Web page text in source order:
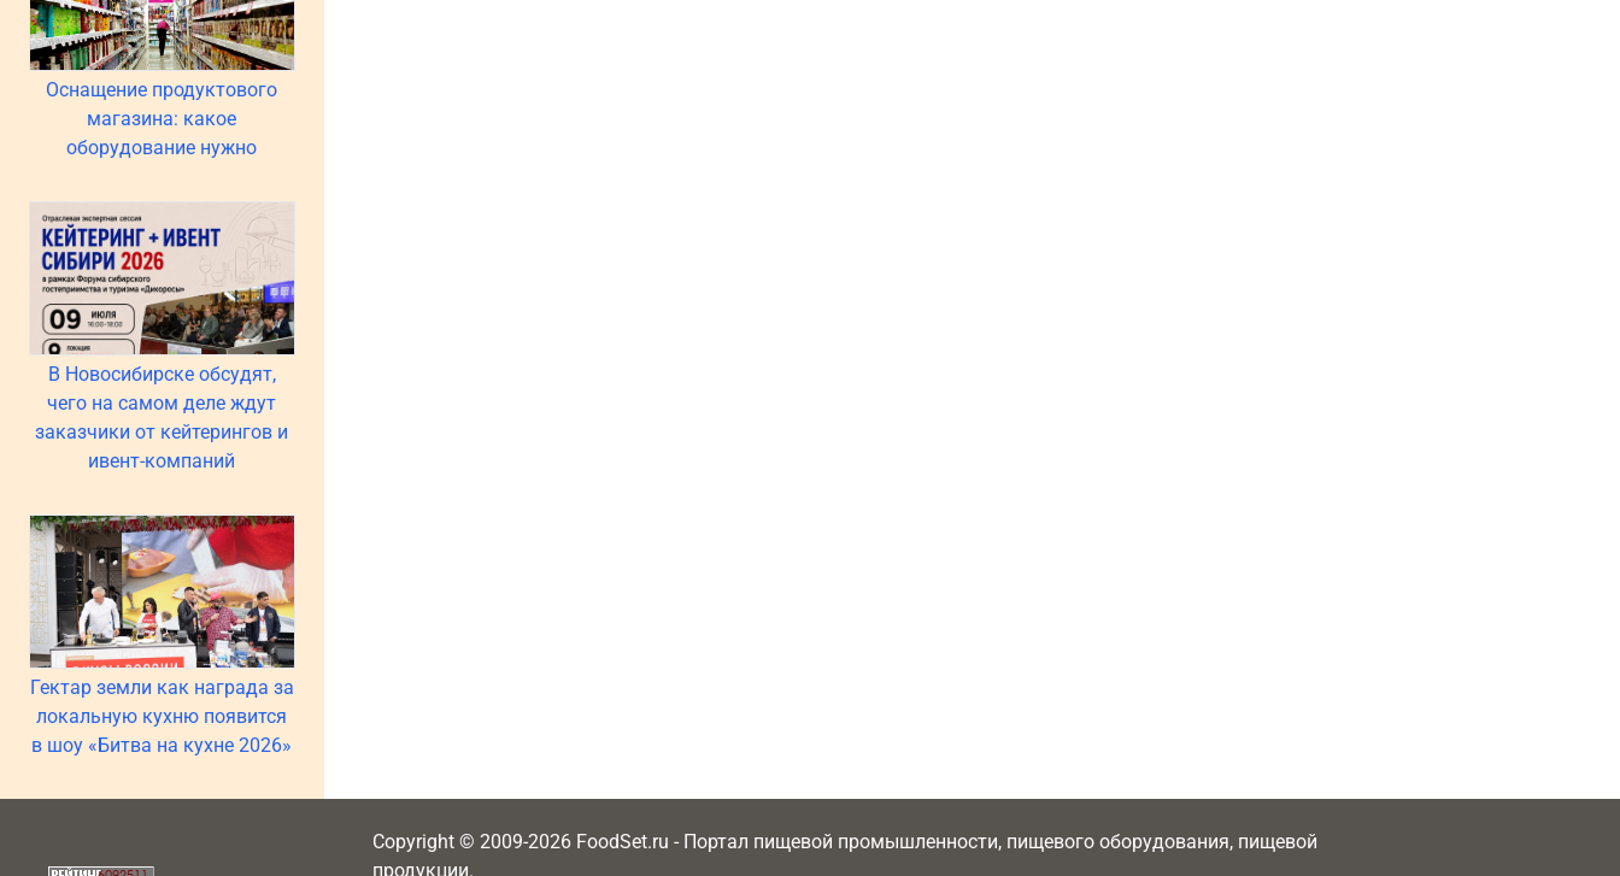
Оснащение продуктового
магазина: какое
оборудование нужно
В Новосибирске обсудят,
чего на самом деле ждут
заказчики от кейтерингов и
ивент-компаний
Гектар земли как награда за
локальную кухню появится
в шоу «Битва на кухне 2026»
Copyright © 2009-2026 FoodSet.ru - Портал пищевой промышленности, пищевого оборудования, пищевой
продукции.